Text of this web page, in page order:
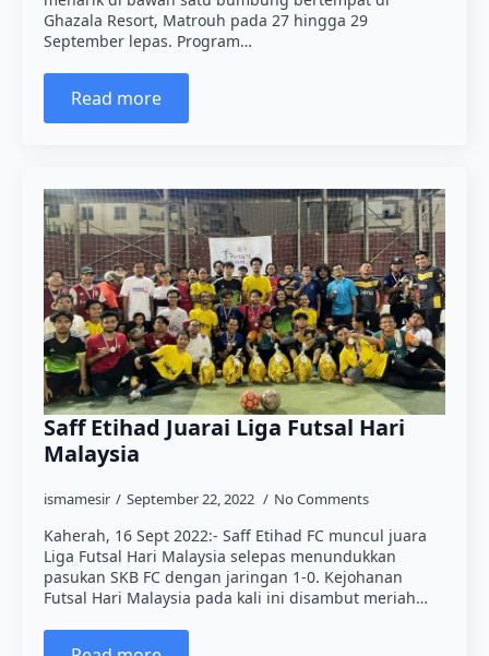
Ghazala Resort, Matrouh pada 27 hingga 29
September lepas. Program…
Read more
Saff Etihad Juarai Liga Futsal Hari
Malaysia
ismamesir September 22, 2022 No Comments
Kaherah, 16 Sept 2022:- Saff Etihad FC muncul juara
Liga Futsal Hari Malaysia selepas menundukkan
pasukan SKB FC dengan jaringan 1-0. Kejohanan
Futsal Hari Malaysia pada kali ini disambut meriah…